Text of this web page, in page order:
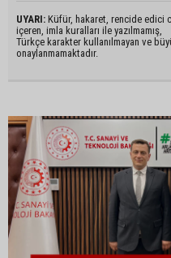
UYARI: Küfür, hakaret, rencide edici
içeren, imla kuralları ile yazılmamış,
Türkçe karakter kullanılmayan ve
onaylanmamaktadır.